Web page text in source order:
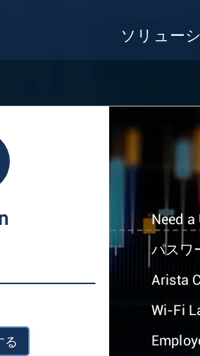
ソリュー
る
Need a
パスワ
Arista
Wi-Fi